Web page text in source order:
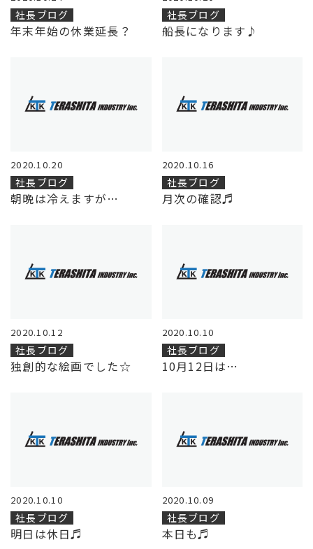
社長ブログ
年末年始の休業延長？
社長ブログ
船長になります♪
2020.10.20
社長ブログ
朝晩は冷えますが…
2020.10.16
社長ブログ
月次の確認♬
2020.10.12
社長ブログ
独創的な絵画でした☆
2020.10.10
社長ブログ
10月12日は…
2020.10.10
社長ブログ
明日は休日♬
2020.10.09
社長ブログ
本日も♬